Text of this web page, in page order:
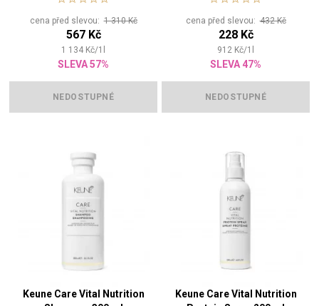
cena před slevou:1 310 Kč
567 Kč
1 134 Kč/1
SLEVA 57%
NEDOSTUPNÉ
cena před slevou:432 Kč
228 Kč
912 Kč/1
SLEVA 47%
NEDOSTUPNÉ
Keune Care Vital Nutrition
Keune Care Vital Nutrition